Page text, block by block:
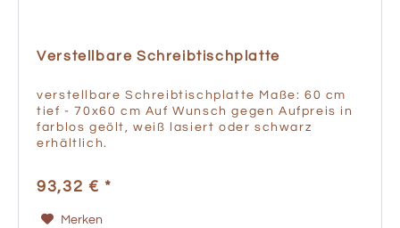
Verstellbare Schreibtischplatte
verstellbare Schreibtischplatte Maße: 60 cm
tief - 70x60 cm Auf Wunsch gegen Aufpreis in
farblos geölt, weiß lasiert oder schwarz
erhältlich.
93,32 € *
Merken